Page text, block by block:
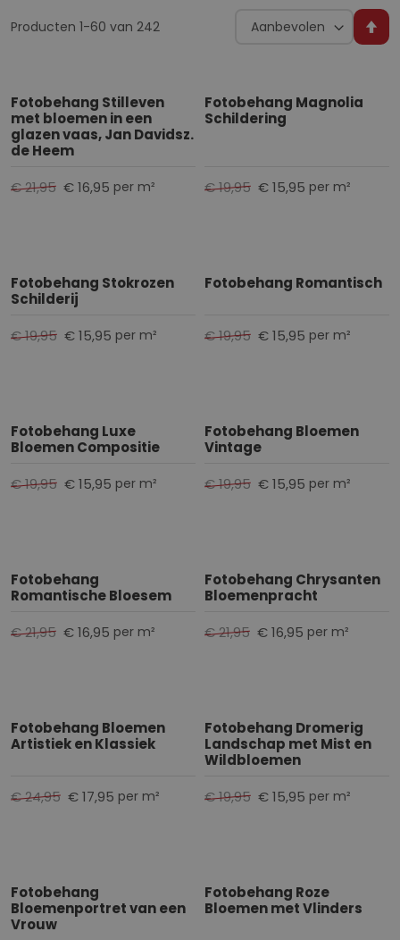
voor extra stevigheid of Airtex voor een naadloze en
onderhoudsvriendelijke afwerking. Zo vind je altijd het
ideale bloemen behang dat past bij jouw interieur en
Producten 1-60 van 242 Sorteer op
V
a
Fotobehang Stilleven
met bloemen in een
glazen vaas, Jan Davidsz.
de Heem
€ 16,95 per m²
€ 21,95
Fotobehang Magnolia
Schildering
€ 15,95 per m²
€ 19,95
Fotobehang Stokrozen
Schilderij
€ 15,95 per m²
€ 19,95
Fotobehang Romantisch
€ 15,95 per m²
€ 19,95
Fotobehang Luxe
Bloemen Compositie
€ 15,95 per m²
€ 19,95
Fotobehang Bloemen
Vintage
€ 15,95 per m²
€ 19,95
Fotobehang
Romantische Bloesem
€ 16,95 per m²
€ 21,95
Fotobehang Chrysanten
Bloemenpracht
€ 16,95 per m²
€ 21,95
Fotobehang Bloemen
Artistiek en Klassiek
€ 17,95 per m²
€ 24,95
Fotobehang Dromerig
Landschap met Mist en
Wildbloemen
€ 15,95 per m²
€ 19,95
Fotobehang
Bloemenportret van een
Vrouw
Fotobehang Roze
Bloemen met Vlinders